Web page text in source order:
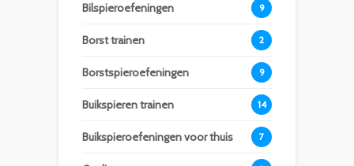
Bilspieroefeningen 9
Borst trainen 2
Borstspieroefeningen 9
Buikspieren trainen 14
Buikspieroefeningen voor thuis 7